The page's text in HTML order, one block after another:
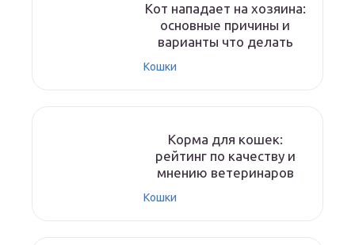
Кот нападает на хозяина:
основные причины и
варианты что делать
Кошки
Корма для кошек:
рейтинг по качеству и
мнению ветеринаров
Кошки